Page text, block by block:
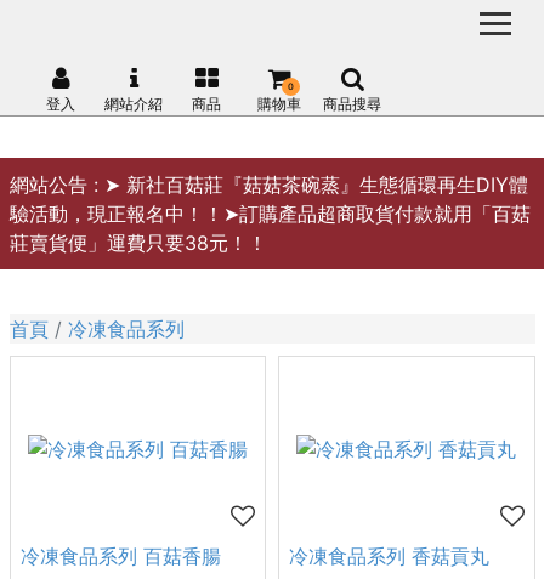
網站公告 : ➤ 新社百菇莊『菇菇茶碗蒸』生態循環再生DIY體
驗活動，現正報名中！！➤訂購產品超商取貨付款就用「百菇
莊賣貨便」運費只要38元！！
登入 網站介紹 商品 購物車
0
商品搜尋
首頁 冷凍食品系列
冷凍食品系列 百菇香腸 冷凍食品系列 香菇貢丸